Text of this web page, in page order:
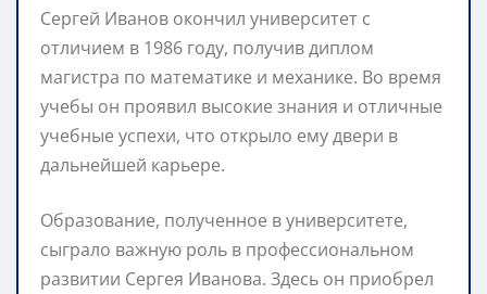
Сергей Иванов окончил университет с
отличием в 1986 году, получив диплом
магистра по математике и механике. Во время
учебы он проявил высокие знания и отличные
учебные успехи, что открыло ему двери в
дальнейшей карьере.
Образование, полученное в университете,
сыграло важную роль в профессиональном
развитии Сергея Иванова. Здесь он приобрел